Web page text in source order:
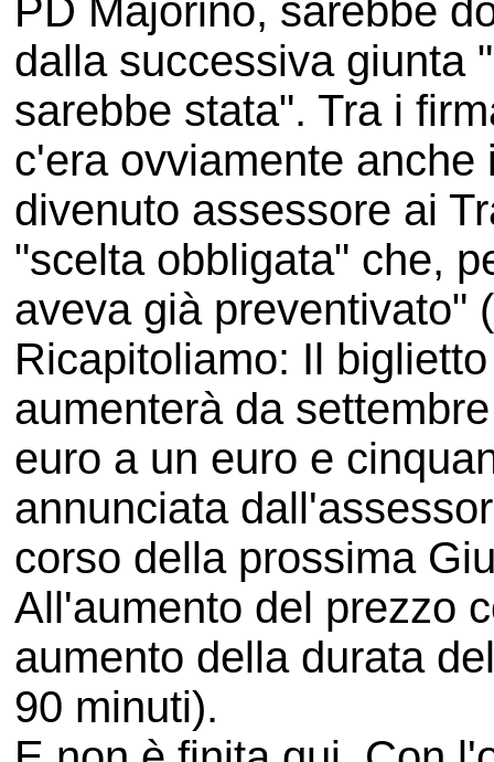
PD Majorino, sarebbe
dalla successiva giunta
sarebbe stata". Tra i
c'era ovviamente
divenuto assessore ai
"scelta obbligata" che,
aveva già preventivato"
Ricapitoliamo: Il
aumenterà da
euro a un euro e
annunciata
corso della prossima
All'aumento del prezzo
aumento della durata
90 minuti).